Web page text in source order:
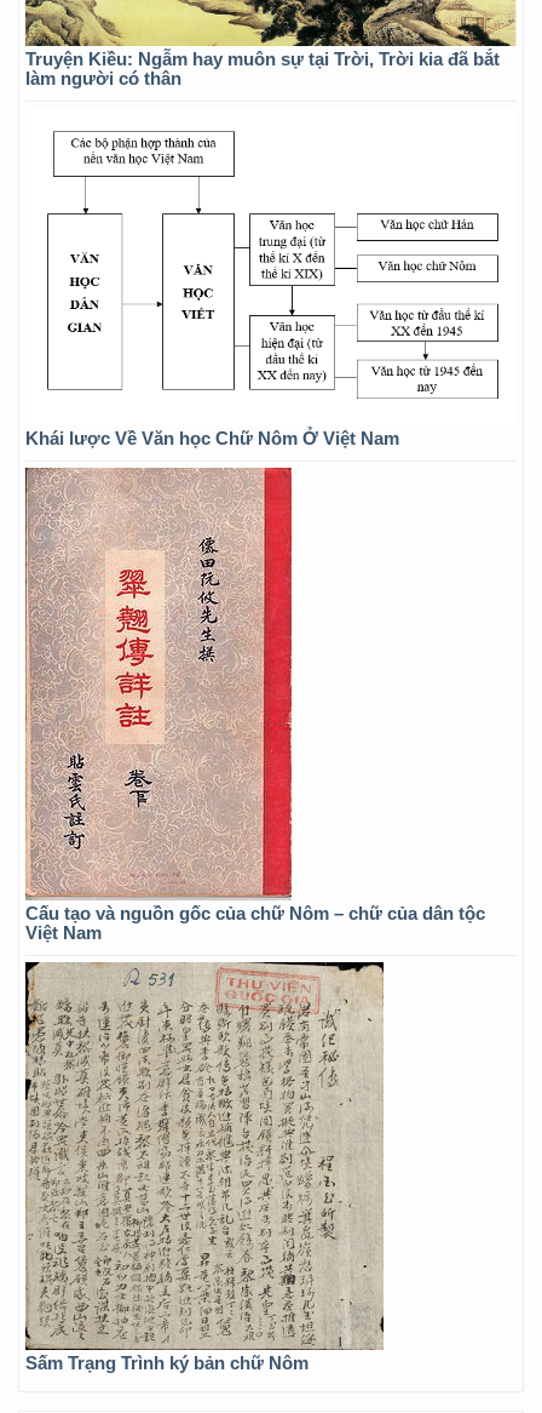
Truyện Kiều: Ngẫm hay muôn sự tại Trời, Trời kia đã bắt
làm người có thân
Khái lược Về Văn học Chữ Nôm Ở Việt Nam
Cấu tạo và nguồn gốc của chữ Nôm – chữ của dân tộc
Việt Nam
Sấm Trạng Trình ký bản chữ Nôm